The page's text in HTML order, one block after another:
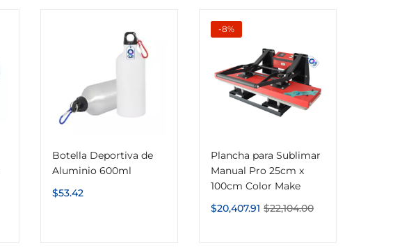
Botella Deportiva de
Aluminio 600ml
$53.42
-8%
Plancha para Sublimar
Manual Pro 25cm x
100cm Color Make
$20,407.91 $22,104.00